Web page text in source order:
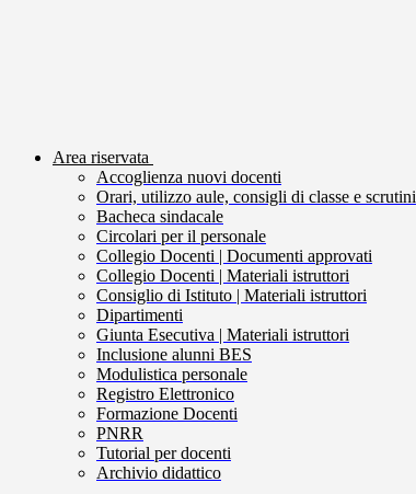
Area riservata
Accoglienza nuovi docenti
Orari, utilizzo aule, consigli di classe e scrutini
Bacheca sindacale
Circolari per il personale
Collegio Docenti | Documenti approvati
Collegio Docenti | Materiali istruttori
Consiglio di Istituto | Materiali istruttori
Dipartimenti
Giunta Esecutiva | Materiali istruttori
Inclusione alunni BES
Modulistica personale
Registro Elettronico
Formazione Docenti
PNRR
Tutorial per docenti
Archivio didattico